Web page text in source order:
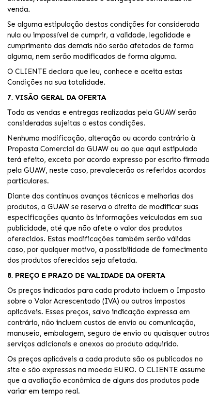
venda.
Se alguma estipulação destas condições for considerada
nula ou impossível de cumprir, a validade, legalidade e
cumprimento das demais não serão afetados de forma
alguma, nem serão modificados de forma alguma.
O CLIENTE declara que leu, conhece e aceita estas
Condições na sua totalidade.
7. VISÃO GERAL DA OFERTA
Toda as vendas e entregas realizadas pela GUAW serão
consideradas sujeitas a estas condições.
Nenhuma modificação, alteração ou acordo contrário à
Proposta Comercial da GUAW ou ao que aqui estipulado
terá efeito, exceto por acordo expresso por escrito firmado
pela GUAW, neste caso, prevalecerão os referidos acordos
particulares.
Diante dos contínuos avanços técnicos e melhorias dos
produtos, a GUAW se reserva o direito de modificar suas
especificações quanto às informações veiculadas em sua
publicidade, até que não afete o valor dos produtos
oferecidos. Estas modificações também serão válidas
caso, por qualquer motivo, a possibilidade de fornecimento
dos produtos oferecidos seja afetada.
8. PREÇO E PRAZO DE VALIDADE DA OFERTA
Os preços indicados para cada produto incluem o Imposto
sobre o Valor Acrescentado (IVA) ou outros impostos
aplicáveis. Esses preços, salvo indicação expressa em
contrário, não incluem custos de envio ou comunicação,
manuseio, embalagem, seguro de envio ou quaisquer outros
serviços adicionais e anexos ao produto adquirido.
Os preços aplicáveis a cada produto são os publicados no
site e são expressos na moeda EURO. O CLIENTE assume
que a avaliação econômica de alguns dos produtos pode
variar em tempo real.